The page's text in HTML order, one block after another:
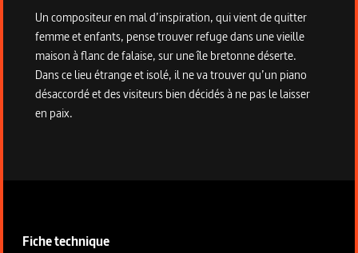
Un compositeur en mal d’inspiration, qui vient de quitter
femme et enfants, pense trouver refuge dans une vieille
maison à flanc de falaise, sur une île bretonne déserte.
Dans ce lieu étrange et isolé, il ne va trouver qu’un piano
désaccordé et des visiteurs bien décidés à ne pas le laisser
en paix.
Fiche technique